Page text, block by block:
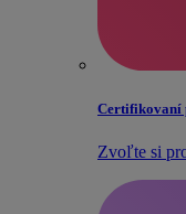
Certifikovaní
Zvoľte si